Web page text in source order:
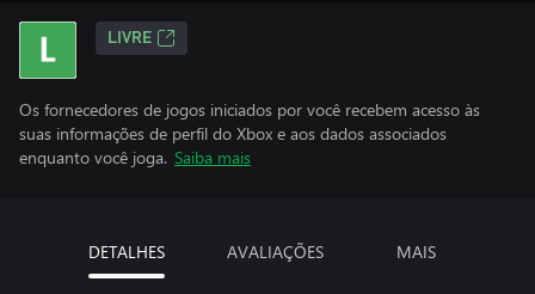
LIVRE
Os fornecedores de jogos iniciados por você recebem acesso às
suas informações de perfil do Xbox e aos dados associados
enquanto você joga. Saiba mais
DETALHES AVALIAÇÕES MAIS